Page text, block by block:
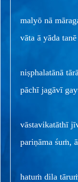
malyō nā
vāta ā yāda
niṣphalatānā
pāchī jagāvī
vāstavikatāthī
pariṇāma śuṁ,
hatuṁ dila